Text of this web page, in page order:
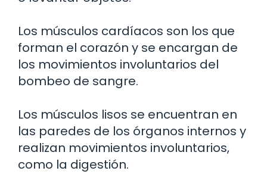
Los músculos cardíacos son los que
forman el corazón y se encargan de
los movimientos involuntarios del
bombeo de sangre.
Los músculos lisos se encuentran en
las paredes de los órganos internos y
realizan movimientos involuntarios,
como la digestión.